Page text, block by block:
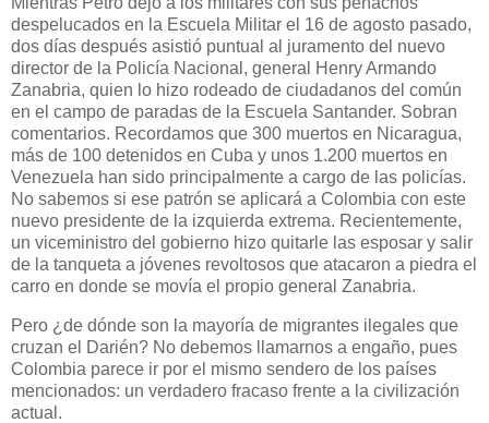
despelucados en la Escuela Militar el 16 de agosto pasado,
dos días después asistió puntual al juramento del nuevo
director de la Policía Nacional, general Henry Armando
Zanabria, quien lo hizo rodeado de ciudadanos del común
en el campo de paradas de la Escuela Santander. Sobran
comentarios. Recordamos que 300 muertos en Nicaragua,
más de 100 detenidos en Cuba y unos 1.200 muertos en
Venezuela han sido principalmente a cargo de las policías.
No sabemos si ese patrón se aplicará a Colombia con este
nuevo presidente de la izquierda extrema. Recientemente,
un viceministro del gobierno hizo quitarle las esposar y salir
de la tanqueta a jóvenes revoltosos que atacaron a piedra el
carro en donde se movía el propio general Zanabria.
Pero ¿de dónde son la mayoría de migrantes ilegales que
cruzan el Darién? No debemos llamarnos a engaño, pues
Colombia parece ir por el mismo sendero de los países
mencionados: un verdadero fracaso frente a la civilización
actual.